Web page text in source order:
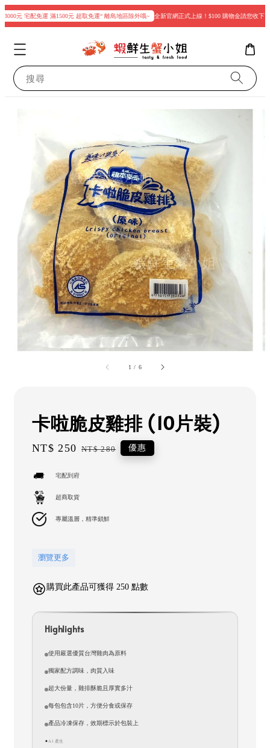
元 宅配免運 滿1500元 超取免運“ 離島地區除外哦~ 全新官網正式上線！$100 購物金請您收下
搜尋
1 / 6
卡啦脆皮雞排 (10片裝)
Sale
NT$ 250 Regular
NT$ 280 優惠
宅配到府
超商取貨
專屬溫層，精準鎖鮮
瀏覽更多
購買此產品可獲得 250 點數
Highlights
使用嚴選優質台灣雞肉為原料
獨家配方調味，肉質入味
超大份量，雞排酥脆且厚實多汁
每包包含10片，方便分食或保存
產品冷凍保存，效期標示於包裝上
✦AI 產生